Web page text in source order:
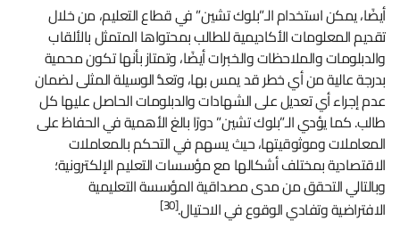
أيضًا، يمكن استخدام الـ”بلوك تشين” في قطاع التعليم، من خلال
تقديم المعلومات الأكاديمية للطالب بمحتواها المتمثل بالألقاب
والدبلومات والملاحظات والخبرات أيضًا، وتمتاز بأنها تكون محمية
بدرجة عالية من أي خطر قد يمس بها، وتعدُّ الوسيلة المثلى لضمان
عدم إجراء أي تعديل على الشهادات والدبلومات الحاصل عليها كل
طالب. كما يؤدي الـ”بلوك تشين” دورًا بالغ الأهمية في الحفاظ على
المعاملات وموثوقيتها، حيث يسهم في التحكم بالمعاملات
الاقتصادية بمختلف أشكالها مع مؤسسات التعليم الإلكترونية؛
وبالتالي التحقق من مدى مصداقية المؤسسة التعليمية
الافتراضية وتفادي الوقوع في الاحتيال.[30]